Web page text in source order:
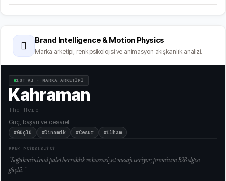
🫆 Brand Intelligence & Motion Physics
Marka arketipi, renk psikolojisi ve animasyon akışkanlık analizi.
1ST AI · MARKA ARKETİPİ
Kahraman
The Hero
Güç, başarı ve cesaret
#Güçlü #Dinamik #Cesur #İlham
RENK PSİKOLOJİSİ
"Soğuk minimal palet berraklık ve hassasiyet mesajı veriyor; premium B2B algısı
güçlü."